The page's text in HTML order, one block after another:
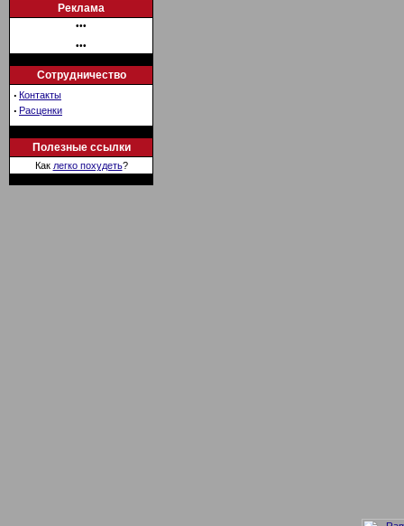
Реклама
•••
•••
Сотрудничество
· Контакты
· Расценки
Полезные ссылки
Как легко похудеть?